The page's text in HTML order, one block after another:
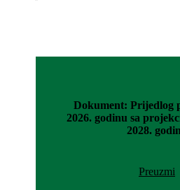
Dokument: Prijedlog
2026. godinu sa
2028.
Preuzmi